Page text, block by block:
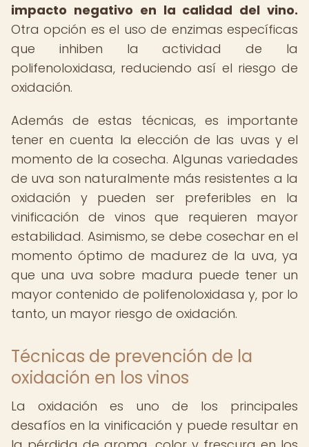
impacto negativo en la calidad del vino.
Otra opción es el uso de enzimas específicas
que inhiben la actividad de la
polifenoloxidasa, reduciendo así el riesgo de
oxidación.
Además de estas técnicas, es importante
tener en cuenta la elección de las uvas y el
momento de la cosecha. Algunas variedades
de uva son naturalmente más resistentes a la
oxidación y pueden ser preferibles en la
vinificación de vinos que requieren mayor
estabilidad. Asimismo, se debe cosechar en el
momento óptimo de madurez de la uva, ya
que una uva sobre madura puede tener un
mayor contenido de polifenoloxidasa y, por lo
tanto, un mayor riesgo de oxidación.
Técnicas de prevención de la
oxidación en los vinos
La oxidación es uno de los principales
desafíos en la vinificación y puede resultar en